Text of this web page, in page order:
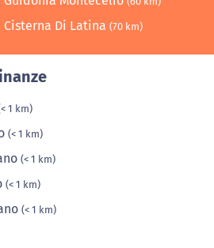
Cisterna Di Latina (70 km)
1 km)
(< 1 km)
(< 1 km)
(< 1 km)
(< 1 km)